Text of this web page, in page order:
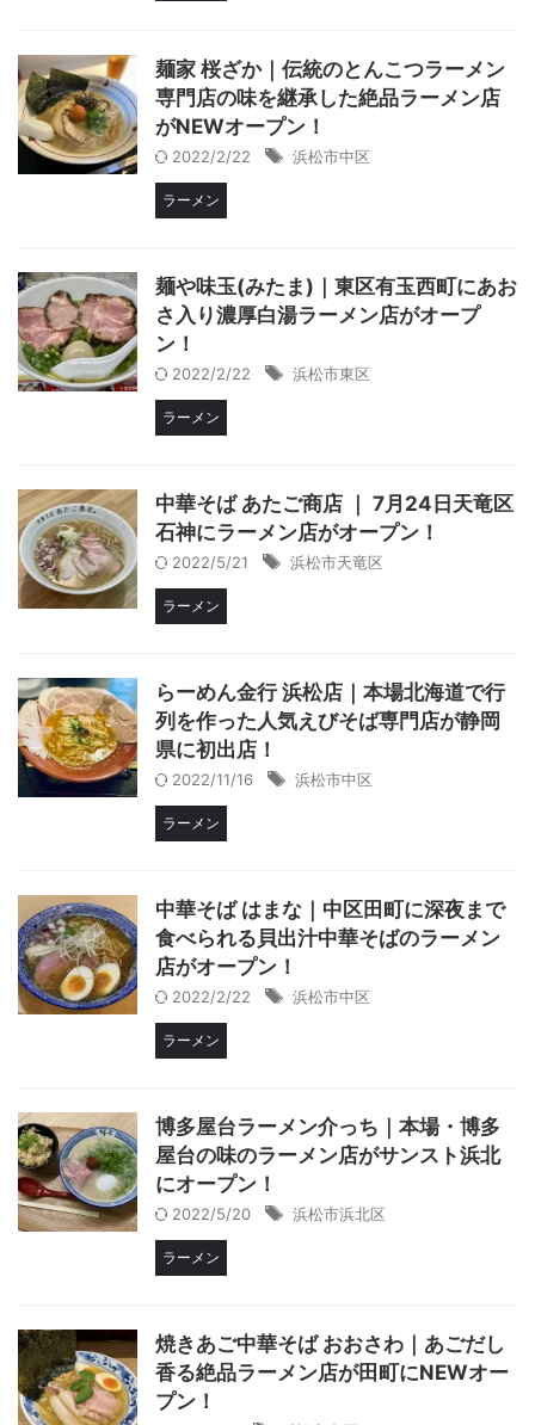
麺家 桜ざか｜伝統のとんこつラーメン
専門店の味を継承した絶品ラーメン店
がNEWオープン！
2022/2/22 浜松市中区
ラーメン
麺や味玉(みたま)｜東区有玉西町にあお
さ入り濃厚白湯ラーメン店がオープ
ン！
2022/2/22 浜松市東区
ラーメン
中華そば あたご商店 ｜ 7月24日天竜区
石神にラーメン店がオープン！
2022/5/21 浜松市天竜区
ラーメン
らーめん金行 浜松店｜本場北海道で行
列を作った人気えびそば専門店が静岡
県に初出店！
2022/11/16 浜松市中区
ラーメン
中華そば はまな｜中区田町に深夜まで
食べられる貝出汁中華そばのラーメン
店がオープン！
2022/2/22 浜松市中区
ラーメン
博多屋台ラーメン介っち｜本場・博多
屋台の味のラーメン店がサンスト浜北
にオープン！
2022/5/20 浜松市浜北区
ラーメン
焼きあご中華そば おおさわ｜あごだし
香る絶品ラーメン店が田町にNEWオー
プン！